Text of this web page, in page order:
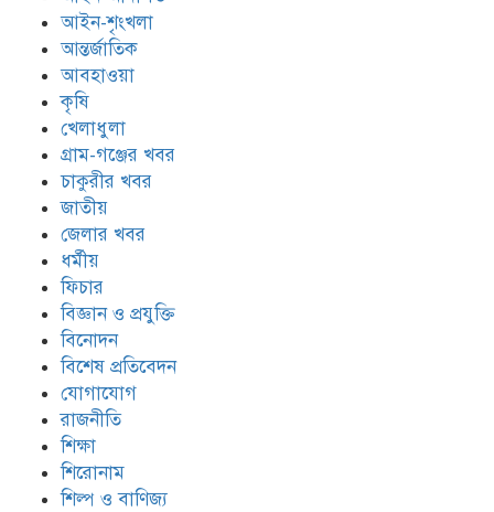
আইন-শৃংখলা
আন্তর্জাতিক
আবহাওয়া
কৃষি
খেলাধুলা
গ্রাম-গঞ্জের খবর
চাকুরীর খবর
জাতীয়
জেলার খবর
ধর্মীয়
ফিচার
বিজ্ঞান ও প্রযুক্তি
বিনোদন
বিশেষ প্রতিবেদন
যোগাযোগ
রাজনীতি
শিক্ষা
শিরোনাম
শিল্প ও বাণিজ্য